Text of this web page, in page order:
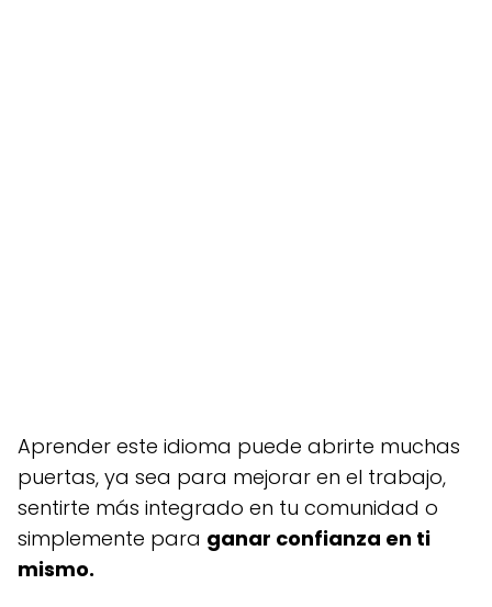
Aprender este idioma puede abrirte muchas
puertas, ya sea para mejorar en el trabajo,
sentirte más integrado en tu comunidad o
simplemente para ganar confianza en ti
mismo.